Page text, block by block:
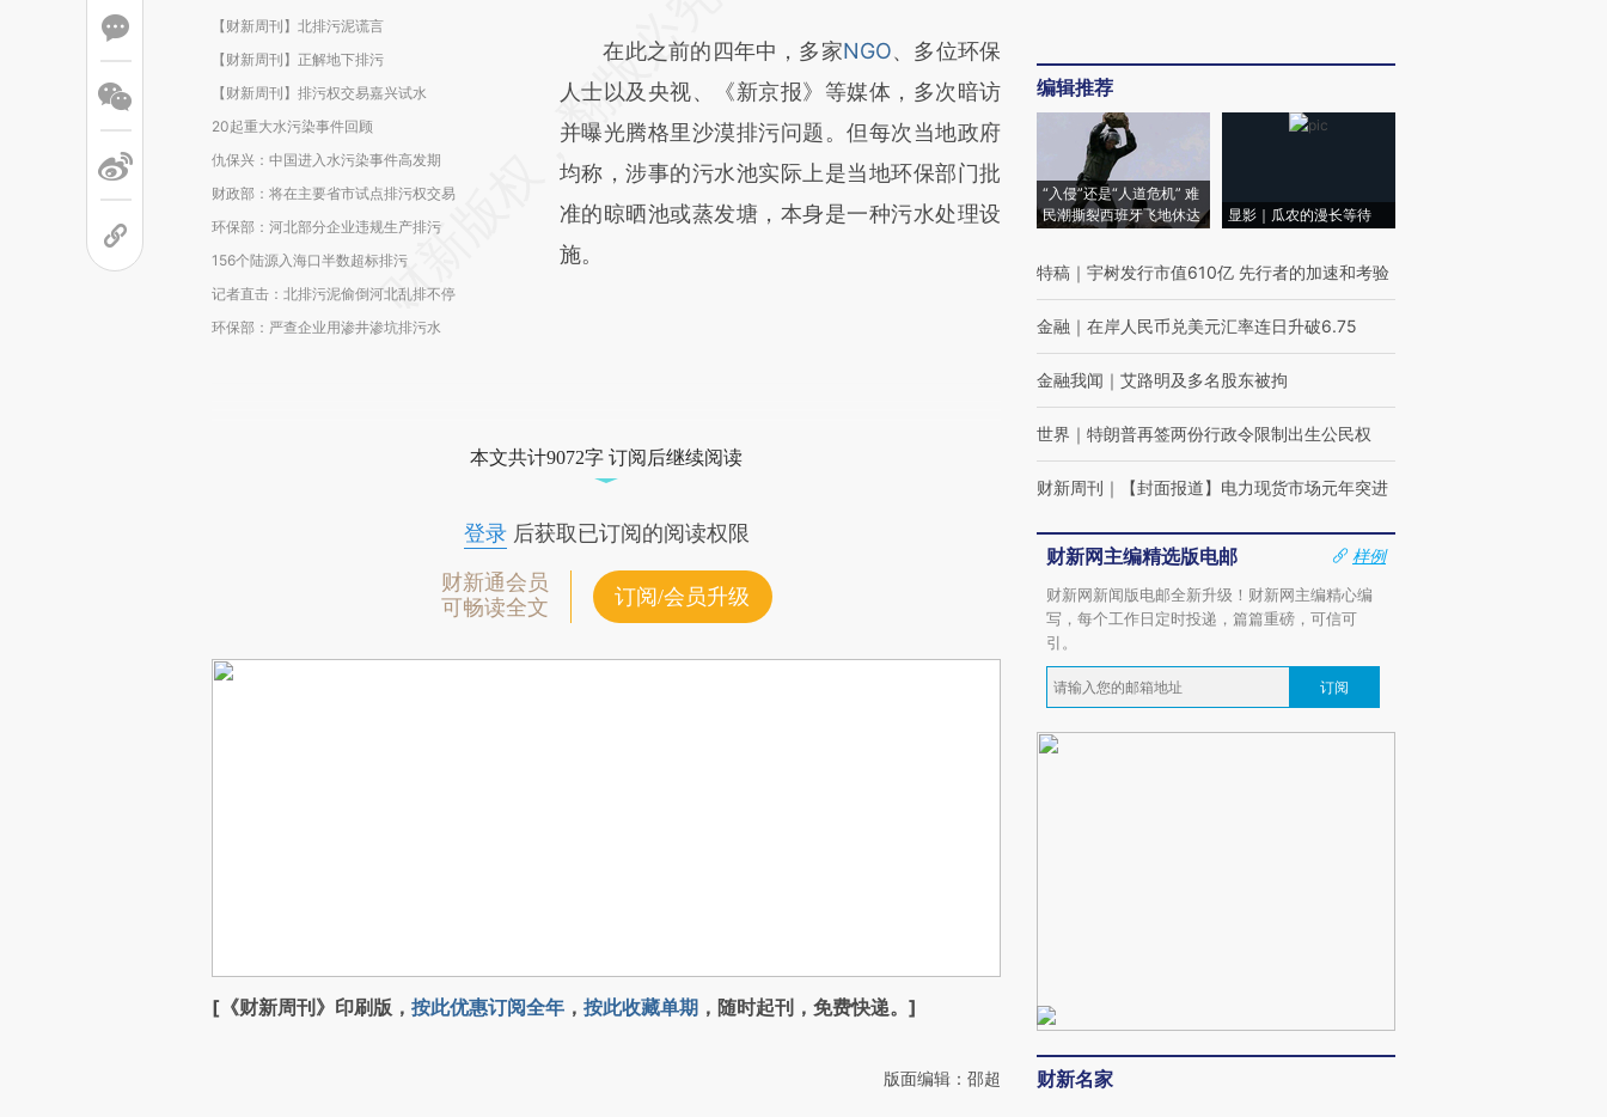
【财新周刊】北排污泥谎言
【财新周刊】正解地下排污
【财新周刊】排污权交易嘉兴试水
20起重大水污染事件回顾
仇保兴：中国进入水污染事件高发期
财政部：将在主要省市试点排污权交易
环保部：河北部分企业违规生产排污
156个陆源入海口半数超标排污
记者直击：北排污泥偷倒河北乱排不停
环保部：严查企业用渗井渗坑排污水
在此之前的四年中，多家NGO、多位环保
人士以及央视、《新京报》等媒体，多次暗访
并曝光腾格里沙漠排污问题。但每次当地政府
均称，涉事的污水池实际上是当地环保部门批
准的晾晒池或蒸发塘，本身是一种污水处理设
施。
本文共计9072字 订阅后继续阅读
登录后获取已订阅的阅读权限
财新通会员
可畅读全文
订阅/会员升级
[《财新周刊》印刷版， 按此优惠订阅全年 ， 按此收藏单期 ，随时起刊，免费快递。]
版面编辑：邵超
编辑推荐
“入侵”还是“人道危机” 难
民潮撕裂西班牙飞地休达
显影｜瓜农的漫长等待
特稿 ｜ 宇树发行市值610亿 先行者的加速和考验
金融 ｜ 在岸人民币兑美元汇率连日升破6.75
金融我闻 ｜ 艾路明及多名股东被拘
世界 ｜ 特朗普再签两份行政令限制出生公民权
财新周刊 ｜ 【封面报道】电力现货市场元年突进
财新网主编精选版电邮
样例
财新网新闻版电邮全新升级！财新网主编精心编
写，每个工作日定时投递，篇篇重磅，可信可
引。
订阅
财新名家